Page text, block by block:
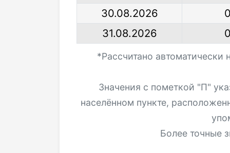
30.08.2026
31.08.2026
*Рассчитано
Значения с пометкой "П"
населённом пункте,
Более точные